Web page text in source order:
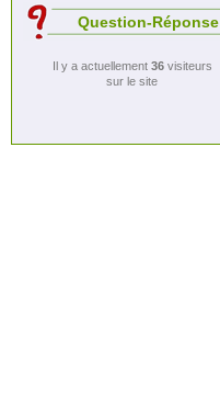
Question-Réponse
Il y a actuellement 36visiteurs
sur le site